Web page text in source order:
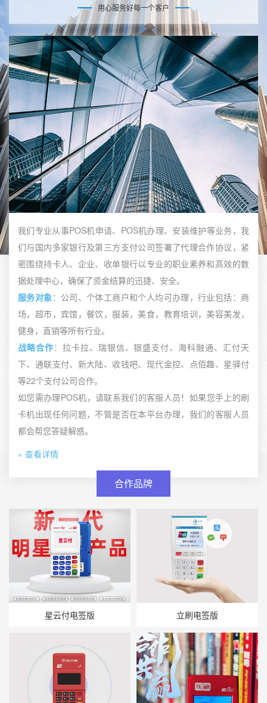
用心服务好每一个客户
我们专业从事POS机申请、POS机办理、安装维护等业务，我
们与国内多家银行及第三方支付公司签署了代理合作协议，紧
密围绕持卡人、企业、收单银行以专业的职业素养和高效的数
据处理中心，确保了资金结算的迅捷、安全。
服务对象 ：公司、个体工商户和个人均可办理，行业包括：商
场，超市，宾馆，餐饮，服装，美食，教育培训，美容美发，
健身，直销等所有行业。
战略合作：拉卡拉、瑞银信、银盛支付、海科融通、汇付天
下、通联支付、新大陆、收钱吧、现代金控、点佰趣、星驿付
等22个支付公司合作。
如您需办理POS机，请联系我们的客服人员！如果您手上的刷
卡机出现任何问题，不管是否在本平台办理，我们的客服人员
都会帮您答疑解惑。
» 查看详情
合作品牌
星云付电签版 立刷电签版